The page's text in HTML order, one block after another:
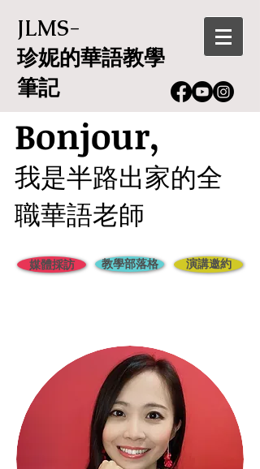
JLMS-
珍妮的華語教學
筆記
Bonjour,
我是半路出家的全
職華語老師
媒體採訪 教學部落格 演講邀約